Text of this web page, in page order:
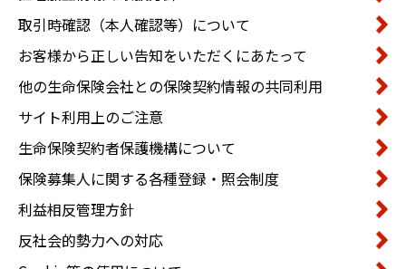
取引時確認（本人確認等）について
お客様から正しい告知をいただくにあたって
他の生命保険会社との保険契約情報の共同利用
サイト利用上のご注意
生命保険契約者保護機構について
保険募集人に関する各種登録・照会制度
利益相反管理方針
反社会的勢力への対応